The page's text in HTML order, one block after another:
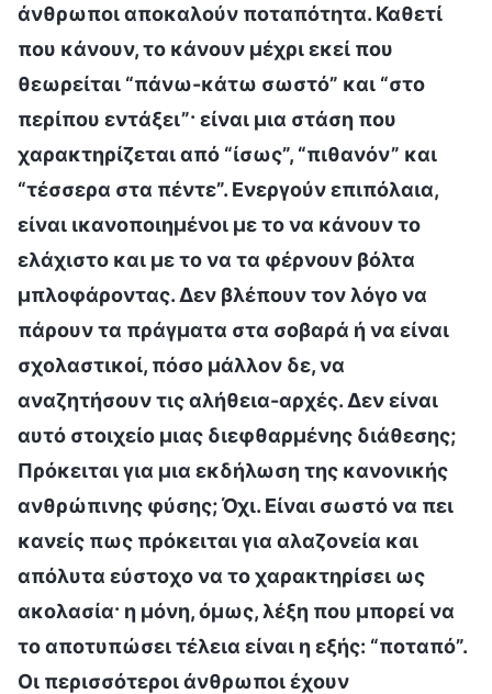
άνθρωποι αποκαλούν ποταπότητα. Καθετί
που κάνουν, το κάνουν μέχρι εκεί που
θεωρείται “πάνω-κάτω σωστό” και “στο
περίπου εντάξει”· είναι μια στάση που
χαρακτηρίζεται από “ίσως”, “πιθανόν” και
“τέσσερα στα πέντε”. Ενεργούν επιπόλαια,
είναι ικανοποιημένοι με το να κάνουν το
ελάχιστο και με το να τα φέρνουν βόλτα
μπλοφάροντας. Δεν βλέπουν τον λόγο να
πάρουν τα πράγματα στα σοβαρά ή να είναι
σχολαστικοί, πόσο μάλλον δε, να
αναζητήσουν τις αλήθεια-αρχές. Δεν είναι
αυτό στοιχείο μιας διεφθαρμένης διάθεσης;
Πρόκειται για μια εκδήλωση της κανονικής
ανθρώπινης φύσης; Όχι. Είναι σωστό να πει
κανείς πως πρόκειται για αλαζονεία και
απόλυτα εύστοχο να το χαρακτηρίσει ως
ακολασία· η μόνη, όμως, λέξη που μπορεί να
το αποτυπώσει τέλεια είναι η εξής: “ποταπό”.
Οι περισσότεροι άνθρωποι έχουν